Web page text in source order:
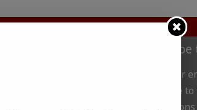
Enter your
subscribe